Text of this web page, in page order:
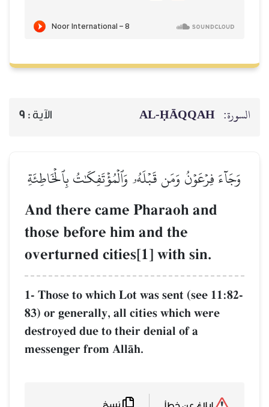
السورة: AL‑ḤĀQQAH الآية : 9
وَجَآءَ فِرۡعَوۡنُ وَمَن قَبۡلَهُۥ وَٱلۡمُؤۡتَفِكَٰتُ بِٱلۡخَاطِئَةِ
And there came Pharaoh and
those before him and the
overturned cities[1] with sin.
1- Those to which Lot was sent (see 11:82-
83) or generally, all cities which were
destroyed due to their denial of a
messenger from AllŒh.